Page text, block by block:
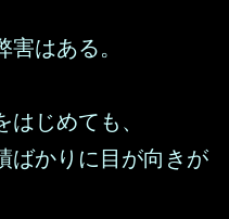
はある。
じめても、
ばかりに目が向きが